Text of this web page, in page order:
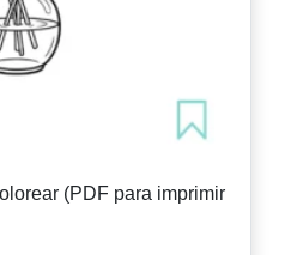
(PDF para imprimir